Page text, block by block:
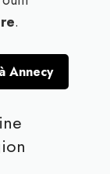
.
Annecy